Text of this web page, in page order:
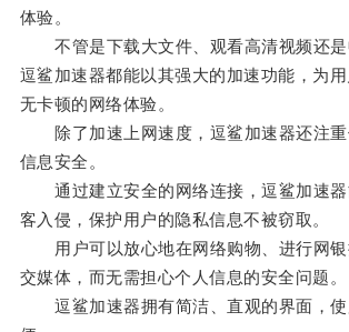
体验。
不管是下载大文件、观看高清视频还是
逗鲨加速器都能以其强大的加速功能，为用
无卡顿的网络体验。
除了加速上网速度，逗鲨加速器还注重
信息安全。
通过建立安全的网络连接，逗鲨加速器
客入侵，保护用户的隐私信息不被窃取。
用户可以放心地在网络购物、进行网银
交媒体，而无需担心个人信息的安全问题。
逗鲨加速器拥有简洁、直观的界面，使